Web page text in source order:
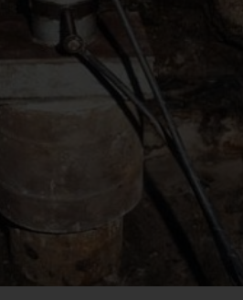
Hier mit einem
Schwingungsisolierungen, Berlin.